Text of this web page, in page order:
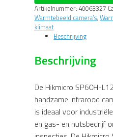
camera
aantal
Artikelnummer: 40063327
Warmtebeeld camera’s,
klimaat
Beschrijving
Beschrijving
De Hikmicro SP60H-
handzame infrarood
is ideaal voor
en gas- en nutsbedrijf